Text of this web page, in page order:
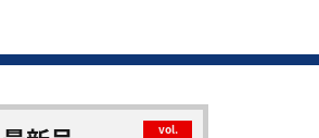
vol.